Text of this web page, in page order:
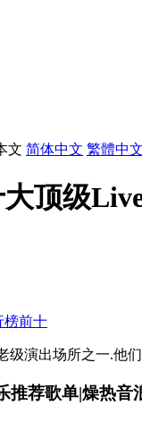
文 简体中文 繁體中文
顶级
演出场所之一.他
推荐歌单|燥热音